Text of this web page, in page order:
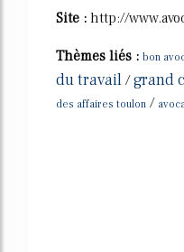
Site : http://
Thèmes liés : bon
du travail /grand
des affaires toulon /